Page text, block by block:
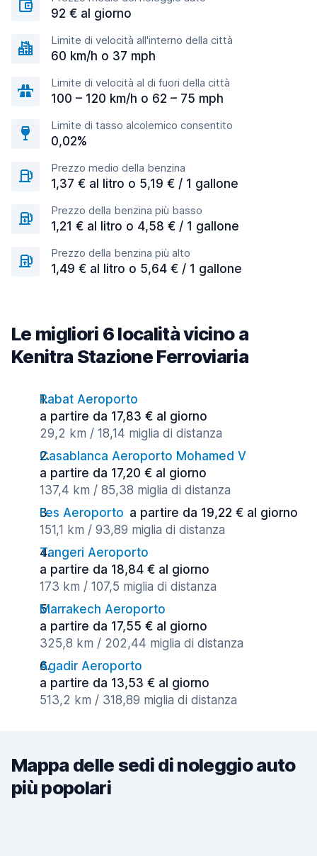
92 € al giorno
Limite di velocità all'interno della città
60 km/h o 37 mph
Limite di velocità al di fuori della città
100 – 120 km/h o 62 – 75 mph
Limite di tasso alcolemico consentito
0,02%
Prezzo medio della benzina
1,37 € al litro o 5,19 € / 1 gallone
Prezzo della benzina più basso
1,21 € al litro o 4,58 € / 1 gallone
Prezzo della benzina più alto
1,49 € al litro o 5,64 € / 1 gallone
Le migliori 6 località vicino a
Kenitra Stazione Ferroviaria
Rabat Aeroporto
a partire da 17,83 € al giorno
29,2 km / 18,14 miglia di distanza
Casablanca Aeroporto Mohamed V
a partire da 17,20 € al giorno
137,4 km / 85,38 miglia di distanza
Fes Aeroporto a partire da 19,22 € al giorno
151,1 km / 93,89 miglia di distanza
Tangeri Aeroporto
a partire da 18,84 € al giorno
173 km / 107,5 miglia di distanza
Marrakech Aeroporto
a partire da 17,55 € al giorno
325,8 km / 202,44 miglia di distanza
Agadir Aeroporto
a partire da 13,53 € al giorno
513,2 km / 318,89 miglia di distanza
Mappa delle sedi di noleggio auto
più popolari